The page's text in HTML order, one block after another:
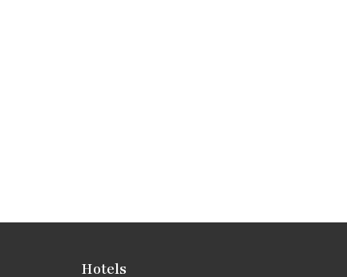
Hotels